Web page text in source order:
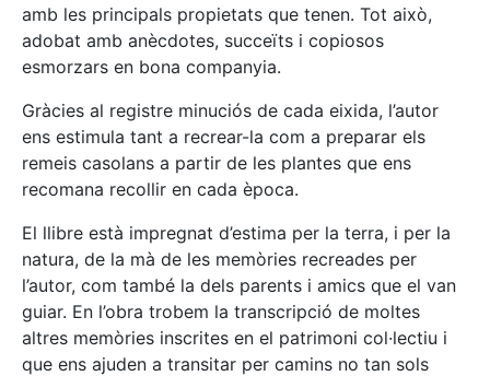
amb les principals propietats que tenen. Tot això,
adobat amb anècdotes, succeïts i copiosos
esmorzars en bona companyia.
Gràcies al registre minuciós de cada eixida, l’autor
ens estimula tant a recrear-la com a preparar els
remeis casolans a partir de les plantes que ens
recomana recollir en cada època.
El llibre està impregnat d’estima per la terra, i per la
natura, de la mà de les memòries recreades per
l’autor, com també la dels parents i amics que el van
guiar. En l’obra trobem la transcripció de moltes
altres memòries inscrites en el patrimoni col·lectiu i
que ens ajuden a transitar per camins no tan sols